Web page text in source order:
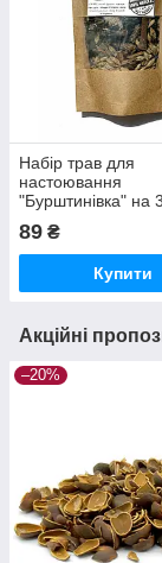
Набір трав для
настоювання
"Бурштинівка" на
89 ₴
Купити
Акційні
–20%